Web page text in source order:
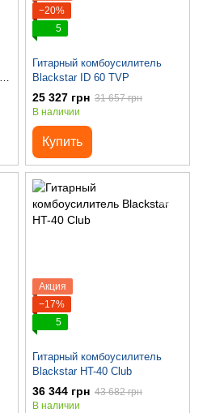
−20%
5
Гитарный комбоусилитель
Blackstar ID 60 TVP
25 327 грн 31 657 грн
В наличии
Купить
Акция
−17%
5
Гитарный комбоусилитель
Blackstar HT-40 Club
36 344 грн 43 682 грн
В наличии